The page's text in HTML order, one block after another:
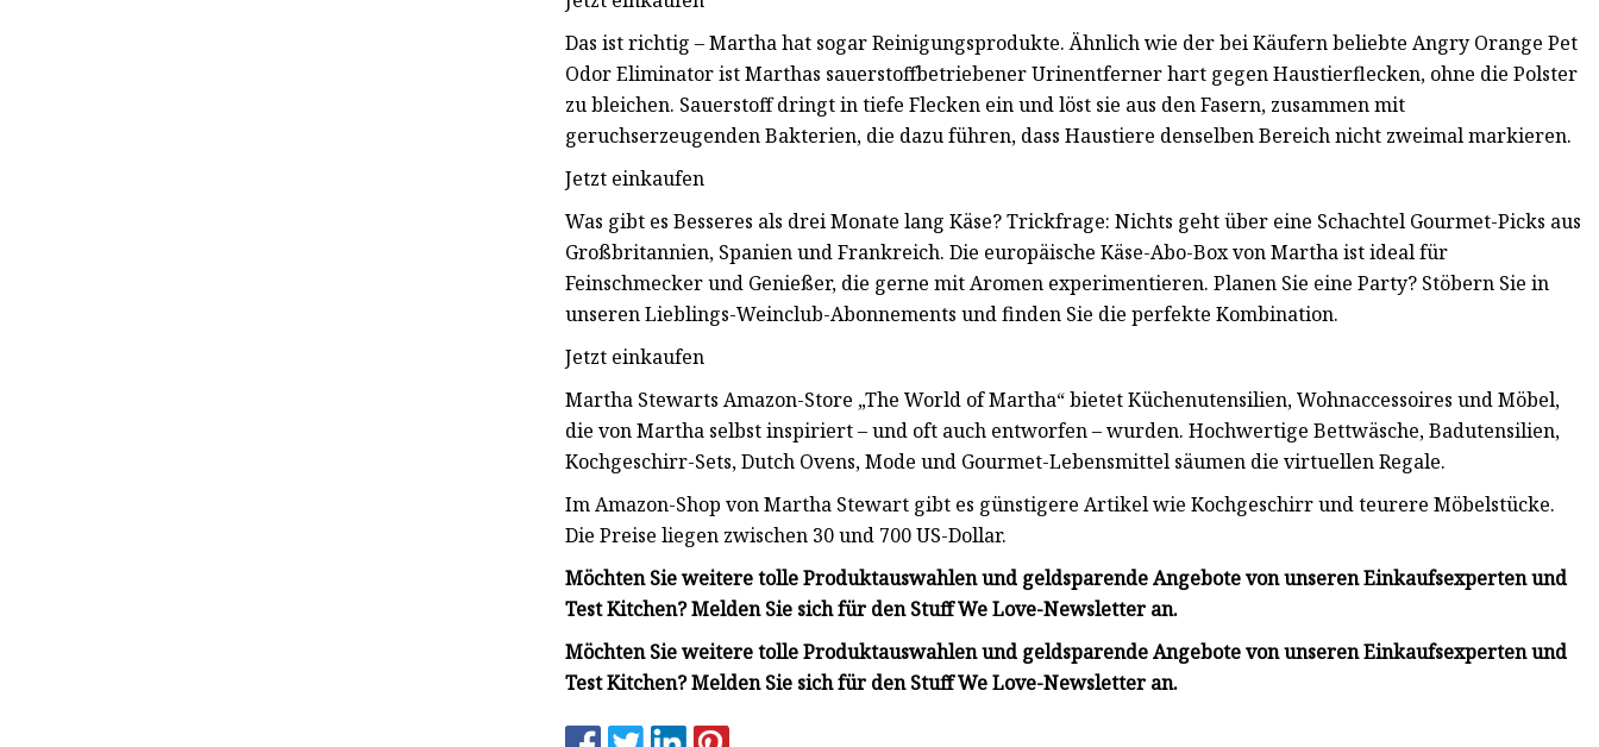
Das ist richtig – Martha hat sogar Reinigungsprodukte. Ähnlich wie der bei Käufern beliebte Angry Orange Pet
Odor Eliminator ist Marthas sauerstoffbetriebener Urinentferner hart gegen Haustierflecken, ohne die Polster
zu bleichen. Sauerstoff dringt in tiefe Flecken ein und löst sie aus den Fasern, zusammen mit
geruchserzeugenden Bakterien, die dazu führen, dass Haustiere denselben Bereich nicht zweimal markieren.
Jetzt einkaufen
Was gibt es Besseres als drei Monate lang Käse? Trickfrage: Nichts geht über eine Schachtel Gourmet-Picks aus
Großbritannien, Spanien und Frankreich. Die europäische Käse-Abo-Box von Martha ist ideal für
Feinschmecker und Genießer, die gerne mit Aromen experimentieren. Planen Sie eine Party? Stöbern Sie in
unseren Lieblings-Weinclub-Abonnements und finden Sie die perfekte Kombination.
Jetzt einkaufen
Martha Stewarts Amazon-Store „The World of Martha“ bietet Küchenutensilien, Wohnaccessoires und Möbel,
die von Martha selbst inspiriert – und oft auch entworfen – wurden. Hochwertige Bettwäsche, Badutensilien,
Kochgeschirr-Sets, Dutch Ovens, Mode und Gourmet-Lebensmittel säumen die virtuellen Regale.
Im Amazon-Shop von Martha Stewart gibt es günstigere Artikel wie Kochgeschirr und teurere Möbelstücke.
Die Preise liegen zwischen 30 und 700 US-Dollar.
Möchten Sie weitere tolle Produktauswahlen und geldsparende Angebote von unseren Einkaufsexperten und
Test Kitchen? Melden Sie sich für den Stuff We Love-Newsletter an.
Möchten Sie weitere tolle Produktauswahlen und geldsparende Angebote von unseren Einkaufsexperten und
Test Kitchen? Melden Sie sich für den Stuff We Love-Newsletter an.